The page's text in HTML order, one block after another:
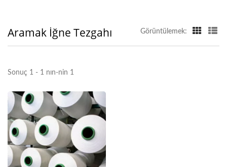
Aramak İğne Tezgahı Görüntülemek:
Sonuç 1 - 1 nın-nin 1